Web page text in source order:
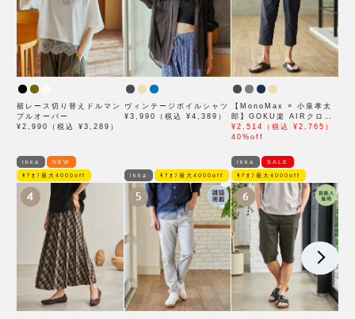
裾レース切り替えドルマン
プルオーバー
¥2,990（税込 ¥3,289）
ヴィンテージボイルシャツ
¥3,990（税込 ¥4,389）
【MonoMax × 小泉孝太
郎】GOKU楽 AIRクロッ
プドパンツ「小泉孝太郎さ
ん着用モデル」
¥2,514（税込 ¥2,765）
40%off
ikka NEW
ﾓｱｵﾌ最大4000off
4
ikka ﾓｱｵﾌ最大4000off
5
ikka SALE
ﾓｱｵﾌ最大4000off
6